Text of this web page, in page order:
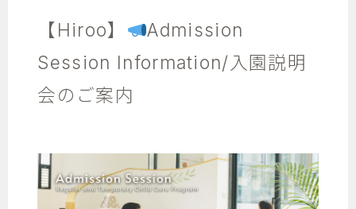
【Hiroo】
Admission
Session Information/入園説明
会のご案内